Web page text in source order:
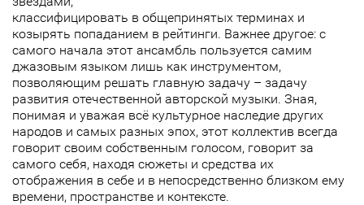
классифицировать в общепринятых терминах и
козырять попаданием в рейтинги. Важнее другое: с
самого начала этот ансамбль пользуется самим
джазовым языком лишь как инструментом,
позволяющим решать главную задачу – задачу
развития отечественной авторской музыки. Зная,
понимая и уважая всё культурное наследие других
народов и самых разных эпох, этот коллектив всегда
говорит своим собственным голосом, говорит за
самого себя, находя сюжеты и средства их
отображения в себе и в непосредственно близком ему
времени, пространстве и контексте.